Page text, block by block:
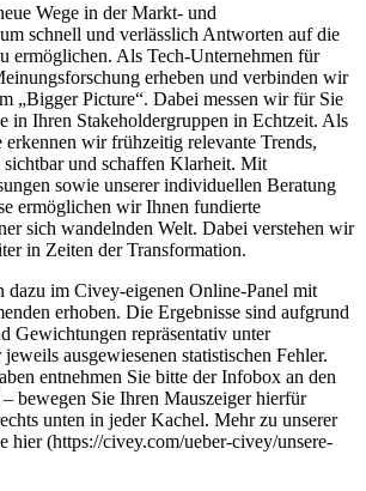
Wege in der Markt- und
schnell und verlässlich Antworten auf die
ermöglichen. Als Tech-Unternehmen für
erheben und verbinden wir
„Bigger Picture“. Dabei messen wir für Sie
in Ihren Stakeholdergruppen in Echtzeit. Als
erkennen wir frühzeitig relevante Trends,
sichtbar und schaffen Klarheit. Mit
sowie unserer individuellen Beratung
ermöglichen wir Ihnen fundierte
sich wandelnden Welt. Dabei verstehen wir
in Zeiten der Transformation.
dazu im Civey-eigenen Online-Panel mit
erhoben. Die Ergebnisse sind aufgrund
Gewichtungen repräsentativ unter
ausgewiesenen statistischen Fehler.
entnehmen Sie bitte der Infobox an den
bewegen Sie Ihren Mauszeiger hierfür
unten in jeder Kachel. Mehr zu unserer
hier (https://civey.com/ueber-civey/unsere-